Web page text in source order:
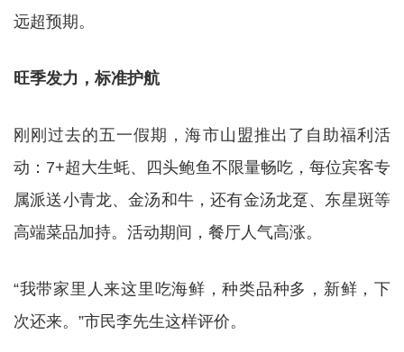
远超预期。
旺季发力，标准护航
刚刚过去的五一假期，海市山盟推出了自助福利活
动：7+超大生蚝、四头鲍鱼不限量畅吃，每位宾客专
属派送小青龙、金汤和牛，还有金汤龙趸、东星斑等
高端菜品加持。活动期间，餐厅人气高涨。
“我带家里人来这里吃海鲜，种类品种多，新鲜，下
次还来。”市民李先生这样评价。